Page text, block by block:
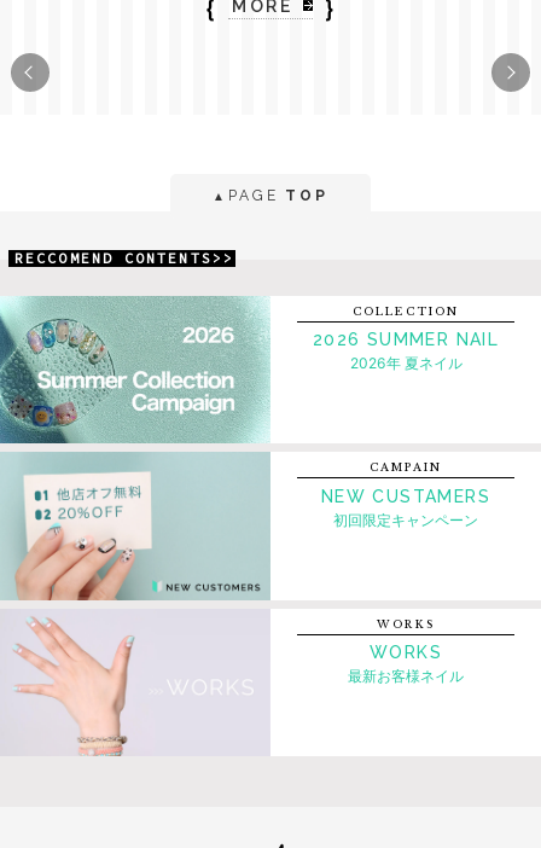
｛ MORE ｝
▲ PAGE TOP
RECCOMEND CONTENTS>>
COLLECTION
2026 SUMMER NAIL
2026年 夏ネイル
CAMPAIN
NEW CUSTAMERS
初回限定キャンペーン
WORKS
WORKS
最新お客様ネイル